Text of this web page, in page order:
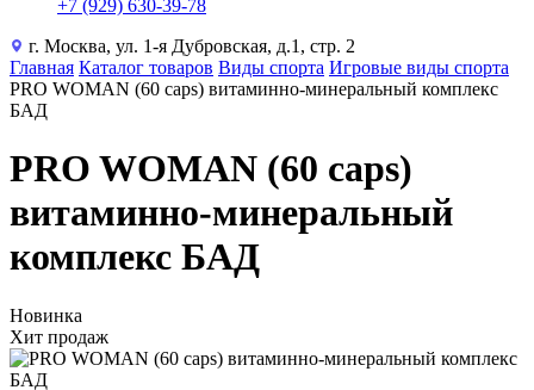
+7 (929) 630-39-78
г. Москва, ул. 1-я Дубровская, д.1, стр. 2
Главная Каталог товаров Виды спорта Игровые виды спорта
PRO WOMAN (60 caps) витаминно-минеральный комплекс
БАД
PRO WOMAN (60 caps)
витаминно-минеральный
комплекс БАД
Новинка
Хит продаж